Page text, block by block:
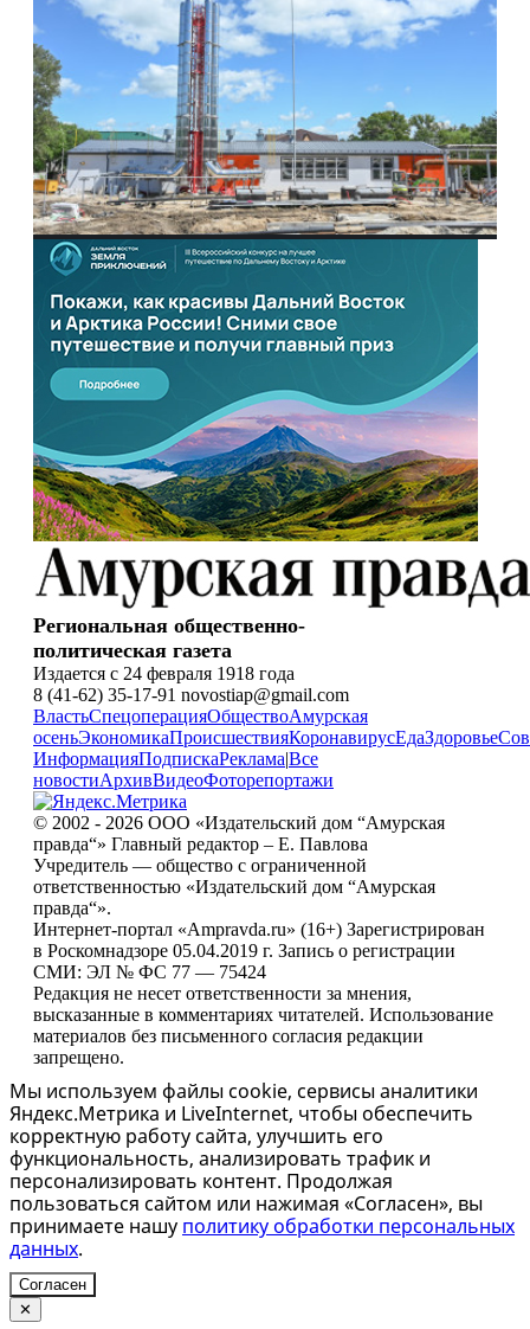
Региональная общественно-
политическая газета
Издается с 24 февраля 1918 года
8 (41-62) 35-17-91 novostiap@gmail.com
ВластьСпецоперацияОбществоАмурская
осеньЭкономикаПроисшествияКоронавирусЕдаЗдоровье
ИнформацияПодпискаРеклама|Все
новостиАрхивВидеоФоторепортажи
© 2002 - 2026 ООО «Издательский дом “Амурская
правда“» Главный редактор – Е. Павлова
Учредитель — общество с ограниченной
ответственностью «Издательский дом “Амурская
правда“».
Интернет-портал «Ampravda.ru» (16+) Зарегистрирован
в Роскомнадзоре 05.04.2019 г. Запись о регистрации
СМИ: ЭЛ № ФС 77 — 75424
Редакция не несет ответственности за мнения,
высказанные в комментариях читателей. Использование
материалов без письменного согласия редакции
запрещено.
Мы используем файлы cookie, сервисы аналитики
Яндекс.Метрика и LiveInternet, чтобы обеспечить
корректную работу сайта, улучшить его
функциональность, анализировать трафик и
персонализировать контент. Продолжая
пользоваться сайтом или нажимая «Согласен», вы
принимаете нашу политику обработки персональных
данных.
Согласен
✕